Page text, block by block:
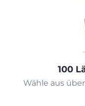
100
Wähle aus